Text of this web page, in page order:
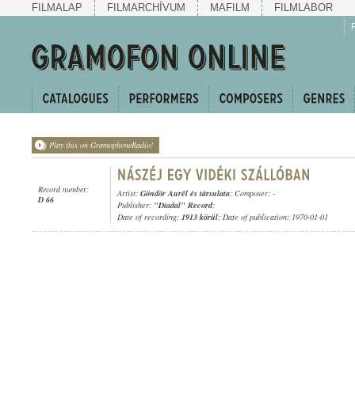
FILMALAP FILMARCHÍVUM MAFILM FILMLABOR
Play this on GramophoneRadio!
Record number:
D 66
Artist: Göndör Aurél és társulata; Composer: -
Publisher: "Diadal" Record;
Date of recording: 1913 körül; Date of publication: 1970-01-01